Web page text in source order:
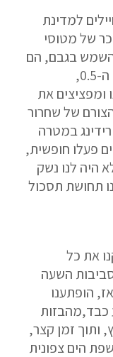
למדינת
של מטוסי
בגבם, הם
הנמיכו מאוד מעלינו, צלפו במקלעי ה-0.5,
ומפציצים את
של שחרור
במטרה
פעלו חופשית,
היה לנו נשק
תחושת תסכול
את כל
השעה
הופתענו
ותוך זמן קצר,
הים צפונית